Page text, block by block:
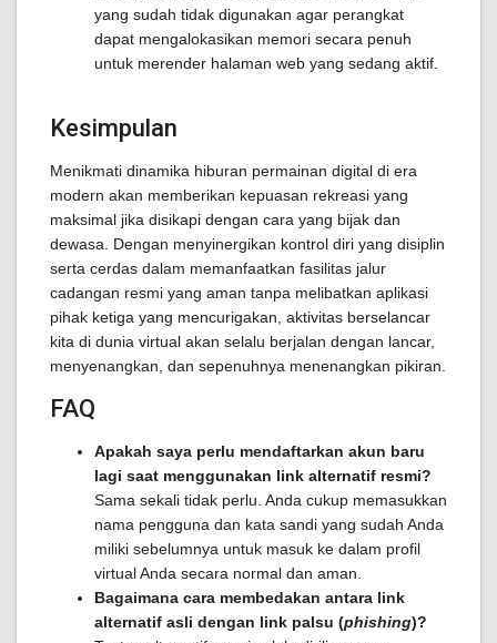
yang sudah tidak digunakan agar perangkat
dapat mengalokasikan memori secara penuh
untuk merender halaman web yang sedang aktif.
Kesimpulan
Menikmati dinamika hiburan permainan digital di era
modern akan memberikan kepuasan rekreasi yang
maksimal jika disikapi dengan cara yang bijak dan
dewasa. Dengan menyinergikan kontrol diri yang disiplin
serta cerdas dalam memanfaatkan fasilitas jalur
cadangan resmi yang aman tanpa melibatkan aplikasi
pihak ketiga yang mencurigakan, aktivitas berselancar
kita di dunia virtual akan selalu berjalan dengan lancar,
menyenangkan, dan sepenuhnya menenangkan pikiran.
FAQ
Apakah saya perlu mendaftarkan akun baru
lagi saat menggunakan link alternatif resmi?
Sama sekali tidak perlu. Anda cukup memasukkan
nama pengguna dan kata sandi yang sudah Anda
miliki sebelumnya untuk masuk ke dalam profil
virtual Anda secara normal dan aman.
Bagaimana cara membedakan antara link
alternatif asli dengan link palsu (phishing)?